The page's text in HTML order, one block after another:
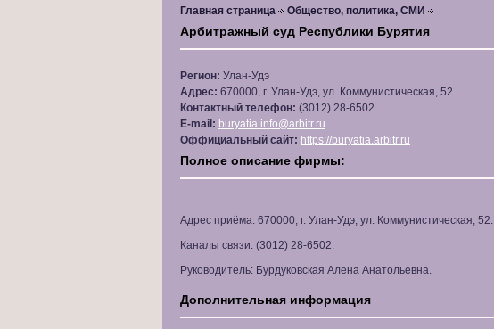
Главная страница Общество, политика, СМИ
Арбитражный суд Республики Бурятия
Регион: Улан-Удэ
Адрес: 670000, г. Улан-Удэ, ул. Коммунистическая, 52
Контактный телефон: (3012) 28-6502
E-mail: buryatia.info@arbitr.ru
Оффициальный сайт: https://buryatia.arbitr.ru
Полное описание фирмы:
Адрес приёма: 670000, г. Улан-Удэ, ул. Коммунистическая, 52.
Каналы связи: (3012) 28-6502.
Руководитель: Бурдуковская Алена Анатольевна.
Дополнительная информация